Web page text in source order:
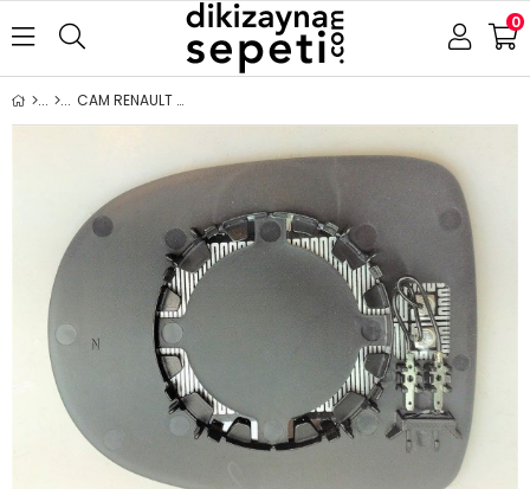
0
CAM RENAULT CLİO 3 HB 2009-2012 ISITMALI ASFERİK HB SOL